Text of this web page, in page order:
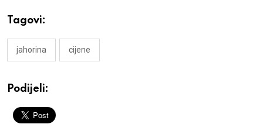
Tagovi:
jahorina cijene
Podijeli: